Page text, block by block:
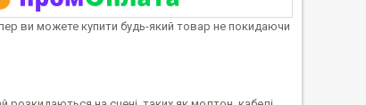
ви можете купити будь-який товар не покидаючи